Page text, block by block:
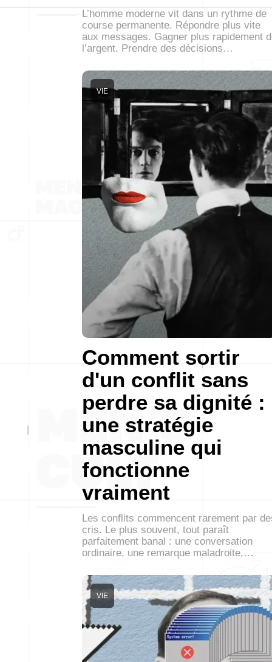
L’homme moderne vit dans un rythme de
course permanente. Répondre plus vite
aux messages. Gagner plus rapidement
l’argent. Prendre des décisions…
Comment sortir
d'un conflit sans
perdre sa dignité :
une stratégie
masculine qui
fonctionne
vraiment
VIE
Les conflits commencent rarement par
cris. Le plus souvent, tout paraît
parfaitement banal : une conversation
ordinaire, une remarque maladroite,…
VIE